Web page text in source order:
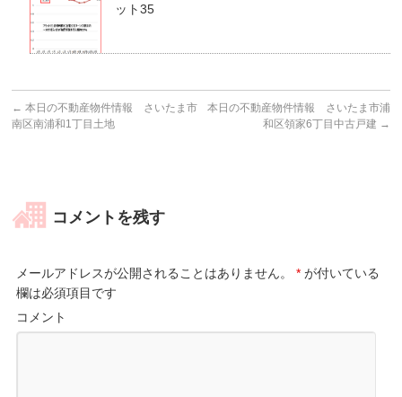
ット35
← 本日の不動産物件情報 さいたま市
南区南浦和1丁目土地
本日の不動産物件情報 さいたま市浦
和区領家6丁目中古戸建 →
コメントを残す
メールアドレスが公開されることはありません。 * が付いている
欄は必須項目です
コメント